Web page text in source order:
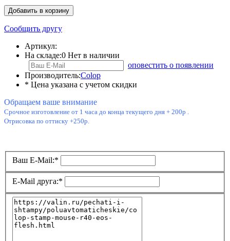
Добавить в корзину
Сообщить другу
Артикул:
На складе:0 Нет в наличии
оповестить о появлении
Производитель:Colop
* Цена указана с учетом скидки
Обращаем ваше внимание
Срочное изготовление от 1 часа до конца текущего дня + 200р .
Отрисовка по оттиску +250р.
Ваш E-Mail:*
E-Mail друга:*